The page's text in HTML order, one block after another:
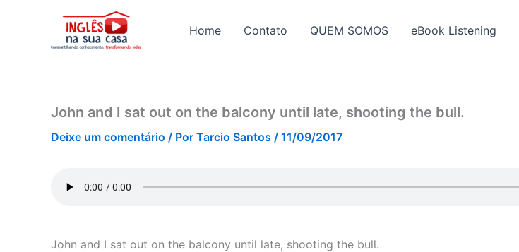
conteúdo
Home Contato QUEM SOMOS eBook Listening
John and I sat out on the balcony until late, shooting the bull.
Deixe um comentário / Por Tarcio Santos / 11/09/2017
John and I sat out on the balcony until late, shooting the bull.